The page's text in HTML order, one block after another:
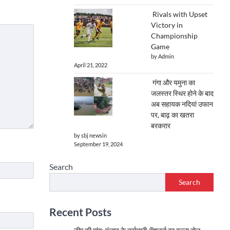
Rivals with Upset
Victory in
Championship
Game
by Admin
April 21, 2022
गंगा और यमुना का
जलस्तर स्थिर होने के बाद
अब सहायक नदियां उफान
पर, बाढ़ का खतरा
बरकरार
by sbj newsin
September 19, 2024
Search
Search
Recent Posts